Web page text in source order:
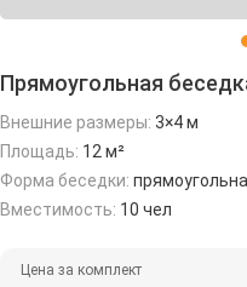
Прямоугольная
Внешние размеры: 3×4 м
Площадь: 12 м²
Форма беседки:
Вместимость: 10 чел
Цена за комплект